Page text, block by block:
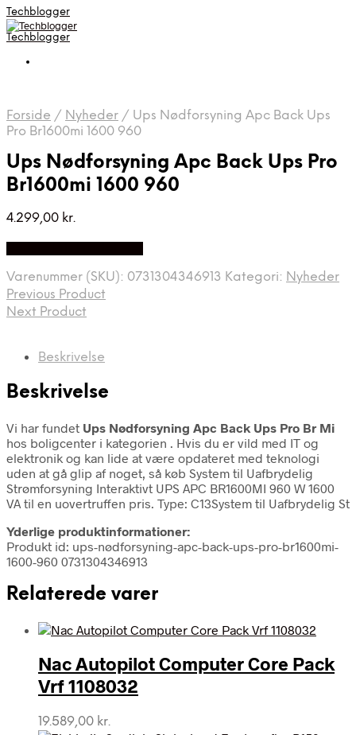
Techblogger
Techblogger
Forside / Nyheder / Ups Nødforsyning Apc Back Ups
Pro Br1600mi 1600 960
Ups Nødforsyning Apc Back Ups Pro
Br1600mi 1600 960
4.299,00 kr.
Varenummer (SKU): 0731304346913 Kategori: Nyheder
Previous Product
Next Product
Beskrivelse
Beskrivelse
Vi har fundet Ups Nødforsyning Apc Back Ups Pro Br Mi
hos boligcenter i kategorien . Hvis du er vild med IT og
elektronik og kan lide at være opdateret med teknologi
uden at gå glip af noget, så køb System til Uafbrydelig
Strømforsyning Interaktivt UPS APC BR1600MI 960 W 1600
VA til en uovertruffen pris. Type: C13System til Uafbrydelig St
Yderlige produktinformationer:
Produkt id: ups-nødforsyning-apc-back-ups-pro-br1600mi-
1600-960 0731304346913
Relaterede varer
Nac Autopilot Computer Core Pack
Vrf 1108032
19.589,00 kr.